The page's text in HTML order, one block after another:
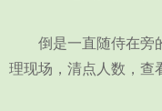
倒是一直随侍在旁的
理现场，清点人数，查